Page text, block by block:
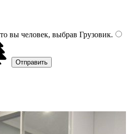
вы человек, выбрав Грузовик.